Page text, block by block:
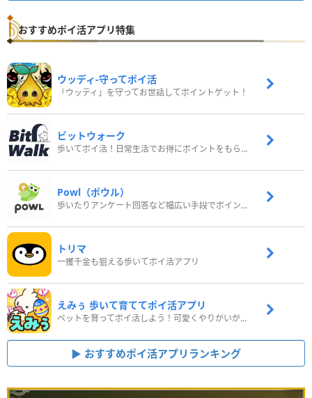
おすすめポイ活アプリ特集
ウッディ‐守ってポイ活
「ウッディ」を守ってお世話してポイントゲット！
ビットウォーク
歩いてポイ活！日常生活でお得にポイントをもらおう
Powl（ポウル）
歩いたりアンケート回答など幅広い手段でポイントをゲット
トリマ
一攫千金も狙える歩いてポイ活アプリ
えみぅ 歩いて育ててポイ活アプリ
ペットを育ってポイ活しよう！可愛くやりがいがある新感覚アプリ
おすすめポイ活アプリランキング